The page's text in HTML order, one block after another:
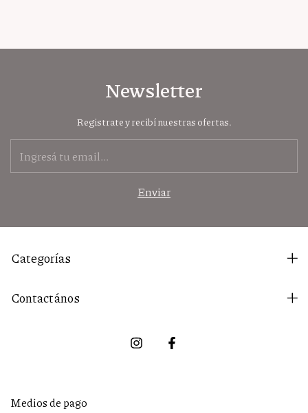
Newsletter
Registrate y recibí nuestras ofertas.
Categorías
Contactános
Medios de pago